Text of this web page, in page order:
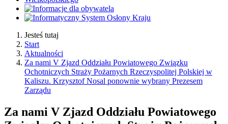
Jesteś tutaj
Start
Aktualności
Za nami V Zjazd Oddziału Powiatowego Związku
Ochotniczych Straży Pożarnych Rzeczyspolitej Polskiej w
Kaliszu. Krzysztof Nosal ponownie wybrany Prezesem
Zarządu
Za nami V Zjazd Oddziału Powiatowego